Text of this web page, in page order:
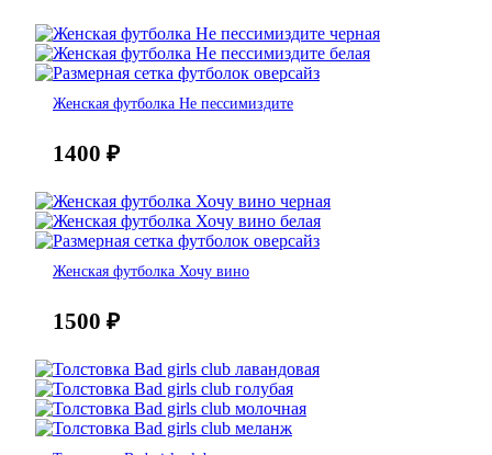
Женская футболка Не пессимиздите
1400 ₽
Женская футболка Хочу вино
1500 ₽